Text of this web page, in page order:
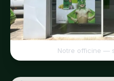
Notre officine —